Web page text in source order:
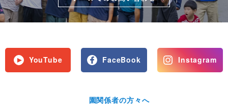
YouTube FaceBook Instagram
園関係者の方々へ